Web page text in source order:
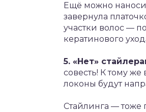
Ещё можно
завернула
участки волос —
кератинового
5. «Нет»
совесть! К тому
локоны будут
Стайлинга —